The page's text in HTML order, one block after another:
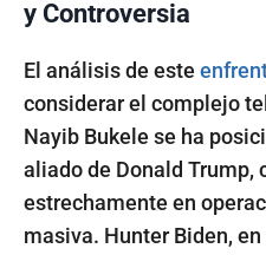
y Controversia
El análisis de este
considerar el complejo
Nayib Bukele se ha
aliado de Donald Trump,
estrechamente en
masiva. Hunter Biden,